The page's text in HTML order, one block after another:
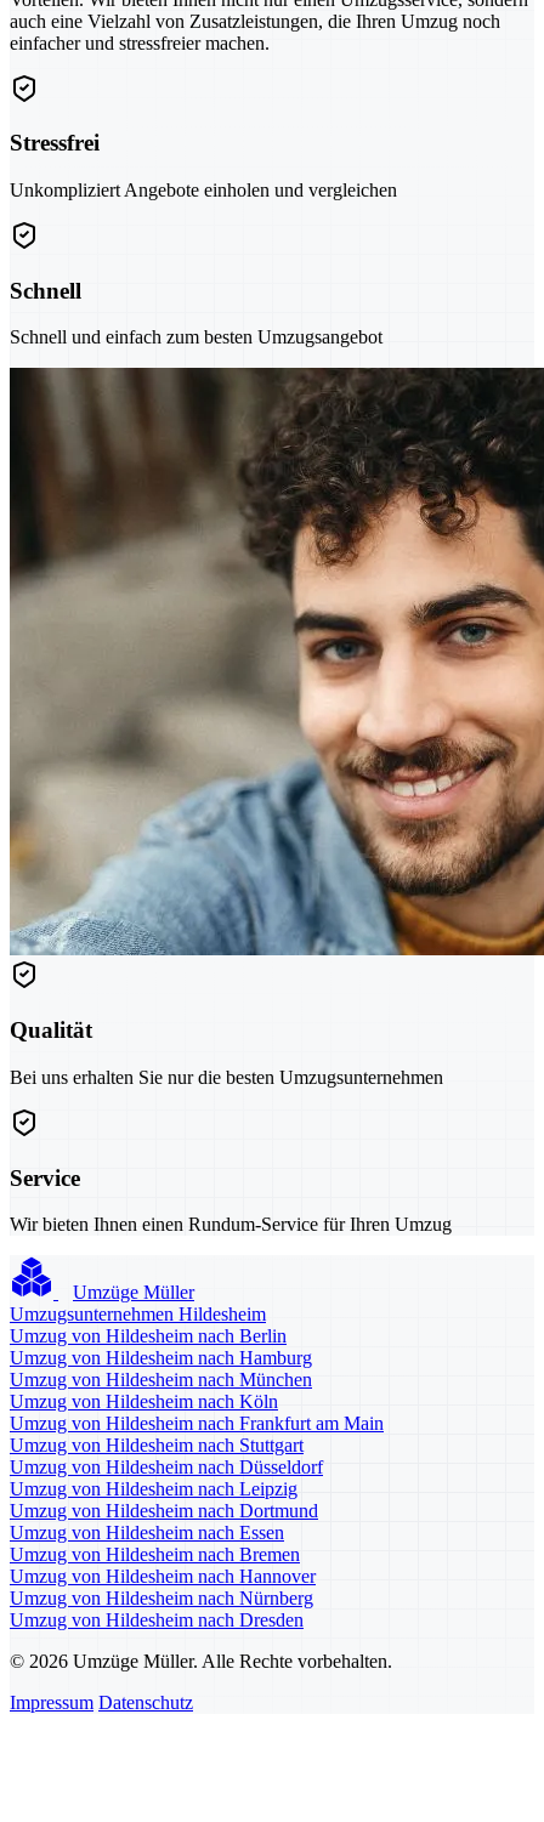
auch eine Vielzahl von Zusatzleistungen, die Ihren Umzug noch
einfacher und stressfreier machen.
Stressfrei
Unkompliziert Angebote einholen und vergleichen
Schnell
Schnell und einfach zum besten Umzugsangebot
Qualität
Bei uns erhalten Sie nur die besten Umzugsunternehmen
Service
Wir bieten Ihnen einen Rundum-Service für Ihren Umzug
Umzüge Müller
Umzugsunternehmen Hildesheim
Umzug von Hildesheim nach Berlin
Umzug von Hildesheim nach Hamburg
Umzug von Hildesheim nach München
Umzug von Hildesheim nach Köln
Umzug von Hildesheim nach Frankfurt am Main
Umzug von Hildesheim nach Stuttgart
Umzug von Hildesheim nach Düsseldorf
Umzug von Hildesheim nach Leipzig
Umzug von Hildesheim nach Dortmund
Umzug von Hildesheim nach Essen
Umzug von Hildesheim nach Bremen
Umzug von Hildesheim nach Hannover
Umzug von Hildesheim nach Nürnberg
Umzug von Hildesheim nach Dresden
© 2026 Umzüge Müller. Alle Rechte vorbehalten.
Impressum Datenschutz